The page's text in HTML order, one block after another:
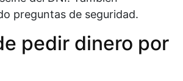
preguntas de seguridad.
pedir dinero por